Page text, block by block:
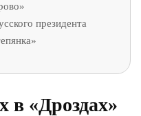
президента
в «Дроздах»